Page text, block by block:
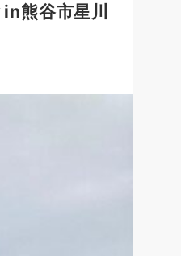
熊谷市星川